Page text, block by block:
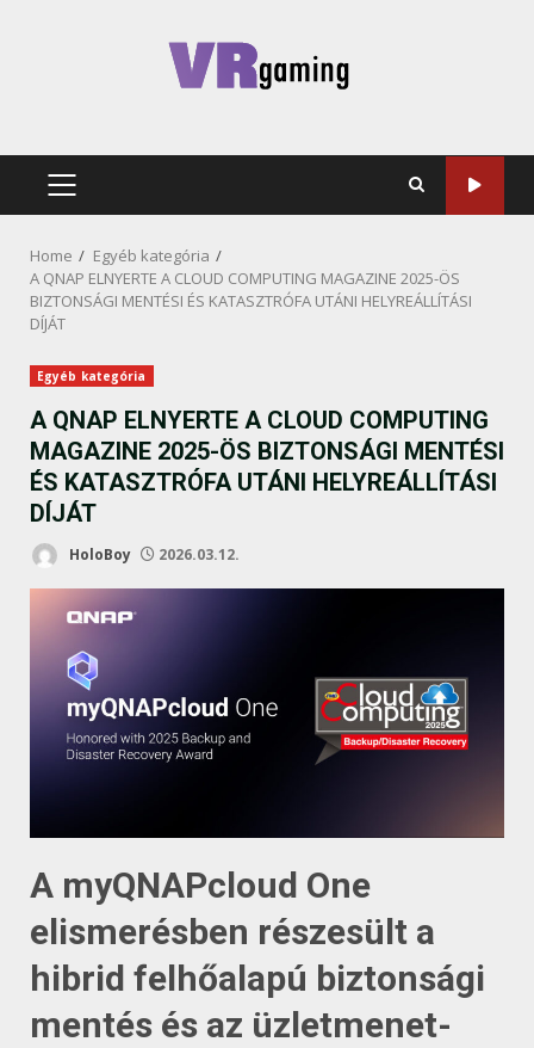
PRIMARY
Home
Egyéb kategória
A QNAP ELNYERTE A CLOUD COMPUTING MAGAZINE 2025-ÖS
BIZTONSÁGI MENTÉSI ÉS KATASZTRÓFA UTÁNI HELYREÁLLÍTÁSI
DÍJÁT
Egyéb kategória
A QNAP ELNYERTE A CLOUD COMPUTING
MAGAZINE 2025-ÖS BIZTONSÁGI MENTÉSI
ÉS KATASZTRÓFA UTÁNI HELYREÁLLÍTÁSI
DÍJÁT
HoloBoy 2026.03.12.
A myQNAPcloud One
elismerésben részesült a
hibrid felhőalapú biztonsági
mentés és az üzletmenet-